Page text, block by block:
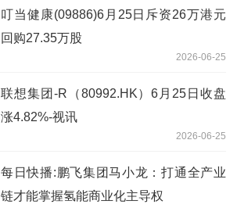
叮当健康(09886)6月25日斥资26万港元
回购27.35万股
2026-06-25
联想集团-R（80992.HK）6月25日收盘
涨4.82%-视讯
2026-06-25
每日快播:鹏飞集团马小龙：打通全产业
链才能掌握氢能商业化主导权